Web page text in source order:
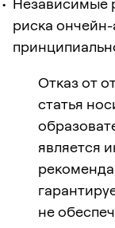
Независимые
риска
Отказ от
статья
является
не